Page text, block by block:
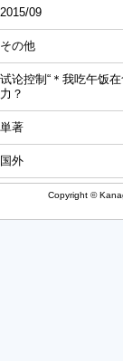
2015/09
その他
试论控制“＊我吃午饭
力？
単著
国外
Copyright ©